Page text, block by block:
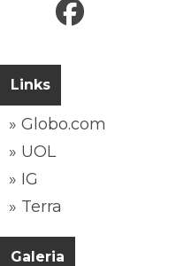
Links
» Globo.com
» UOL
» IG
» Terra
Galeria